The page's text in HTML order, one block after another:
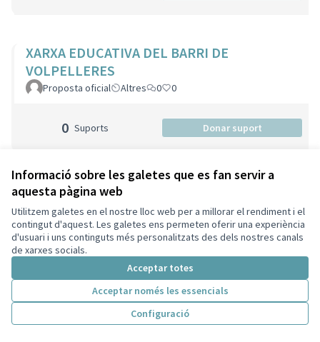
Informació sobre les galetes que es fan servir a
aquesta pàgina web
Utilitzem galetes en el nostre lloc web per a millorar el rendiment i el
contingut d'aquest. Les galetes ens permeten oferir una experiència
d'usuari i uns continguts més personalitzats des dels nostres canals
de xarxes socials.
Acceptar totes
Acceptar només les essencials
Configuració
XARXA EDUCATIVA DEL BARRI DE
VOLPELLERES
Proposta oficial Altres 0 0
0 Suports Donar suport
NOVA ESCOLA BRESSOL A VOLPELLERES
Proposta oficial Criança 0 0
0 Suports
Esplais i Colònies inclusives amb monitors
formats en programes tipus #aquí prou